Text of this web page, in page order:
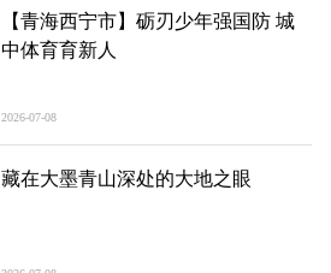
【青海西宁市】砺刃少年强国防 城
中体育育新人
2026-07-08
藏在大墨青山深处的大地之眼